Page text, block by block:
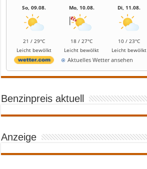
So, 09.08.
21 / 29°C
Leicht bewölkt
Mo, 10.08.
18 / 27°C
Leicht bewölkt
Di, 11.08.
10 / 23°C
Leicht bewölkt
Aktuelles Wetter ansehen
Benzinpreis aktuell
Anzeige